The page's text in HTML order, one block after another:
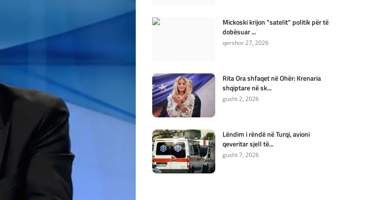
Mickoski krijon "satelit" politik për të
dobësuar ...
qershor 27, 2026
Rita Ora shfaqet në Ohër: Krenaria
shqiptare në sk...
gusht 2, 2026
Lëndim i rëndë në Turqi, avioni
qeveritar sjell të...
gusht 7, 2026